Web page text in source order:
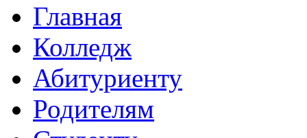
Главная
Колледж
Абитуриенту
Родителям